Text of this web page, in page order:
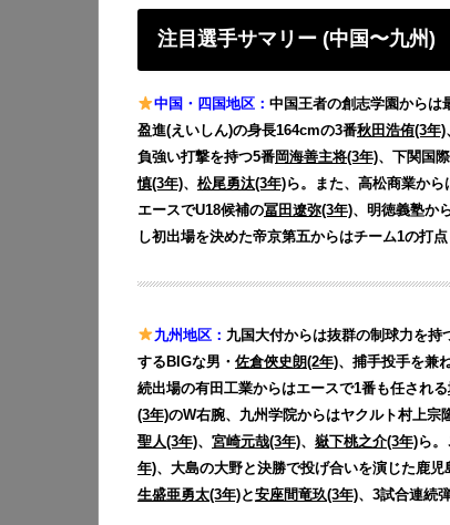
注目選手サマリー (中国〜九州)
中国・四国地区：中国王者の創志学園からは
盈進(えいしん)の身長164cmの3番秋田浩侑(3年)
負強い打撃を持つ5番岡海善主将(3年)、下関国
慎(3年)、 松尾勇汰(3年)ら。また、高松商業か
エースでU18候補の冨田遼弥(3年)、明徳義塾か
し初出場を決めた帝京第五からはチーム1の打
九州地区： 九国大付からは抜群の制球力を持
するBIGな男・ 佐倉俠史朗(2年)、捕手投手を兼
続出場の有田工業からはエースで1番も任される
(3年)のW右腕、九州学院からはヤクルト村上宗
聖人(3年)、 宮崎元哉(3年)、 嶽下桃之介(3年)ら
年)、大島の大野と決勝で投げ合いを演じた鹿児
生盛亜勇太(3年)と安座間竜玖(3年)、3試合連続